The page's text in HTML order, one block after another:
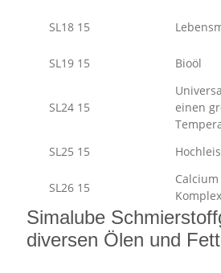
SL18 15
SL19 15 Bioöl
SL24 15
einen
SL25 15
SL26 15
Simalube
diversen Ölen und